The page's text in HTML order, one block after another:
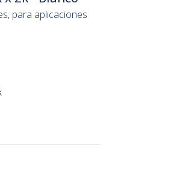
para aplicaciones